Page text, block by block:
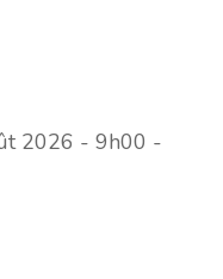
2026 - 9h00 -